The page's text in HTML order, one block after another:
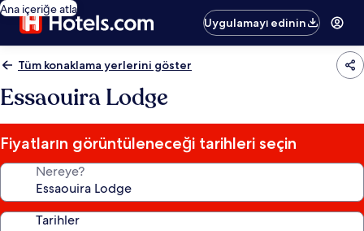
Ana içeriğe atla
Uygulamayı edinin
Tüm konaklama yerlerini göster
Essaouira Lodge
Fiyatların görüntüleneceği tarihleri seçin
Nereye?
Tarihler